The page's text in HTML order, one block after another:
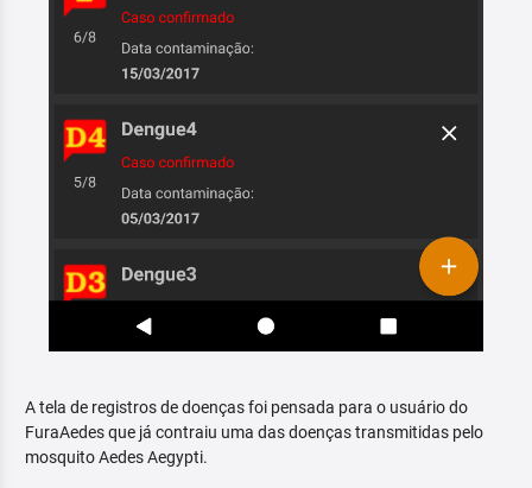
A tela de registros de doenças foi pensada para o usuário do
FuraAedes que já contraiu uma das doenças transmitidas pelo
mosquito Aedes Aegypti.